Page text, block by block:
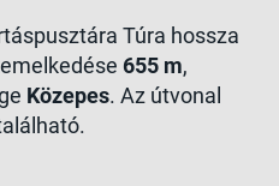
Túra hossza
655 m,
Közepes. Az útvonal